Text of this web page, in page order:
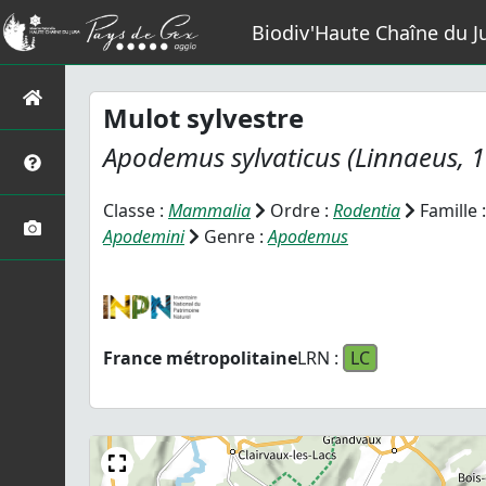
Biodiv'Haute Chaîne du
Mulot sylvestre
Apodemus sylvaticus (Linnaeus,
Classe : Mammalia Ordre : Rodentia
Famille
Apodemini
Genre :Apodemus
France métropolitaineLRN : LC